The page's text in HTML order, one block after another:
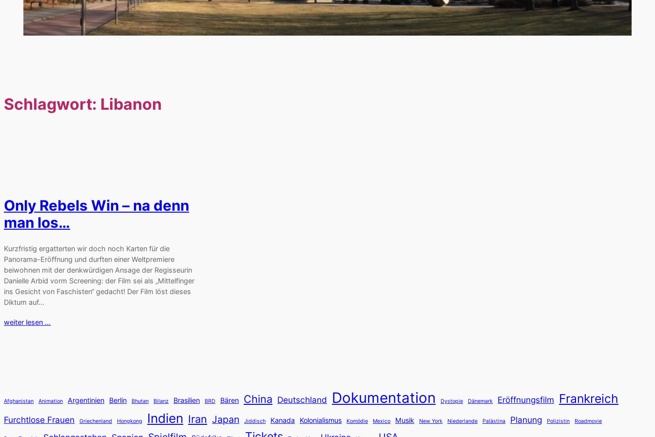
Schlagwort: Libanon
Only Rebels Win – na denn
man los…
Kurzfristig ergatterten wir doch noch Karten für die
Panorama-Eröffnung und durften einer Weltpremiere
beiwohnen mit der denkwürdigen Ansage der Regisseurin
Danielle Arbid vorm Screening: der Film sei als „Mittelfinger
ins Gesicht von Faschisten“ gedacht! Der Film löst dieses
Diktum auf…
weiter lesen …
Afghanistan Animation Argentinien Berlin Bhutan Bilanz Brasilien BRD Bären China Deutschland Dokumentation Dystopie Dänemark Eröffnungsfilm Frankreich
Furchtlose Frauen Griechenland Hongkong Indien Iran Japan Jiddisch Kanada Kolonialismus Komödie Mexico Musik New York Niederlande Palästina Planung Polizistin Roadmovie